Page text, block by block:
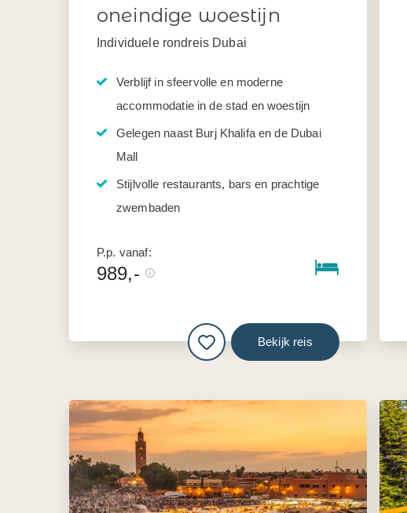
oneindige woestijn
Individuele rondreis Dubai
Verblijf in sfeervolle en moderne
accommodatie in de stad en woestijn
Gelegen naast Burj Khalifa en de Dubai
Mall
Stijlvolle restaurants, bars en prachtige
zwembaden
P.p. vanaf:
989,-
Bekijk reis